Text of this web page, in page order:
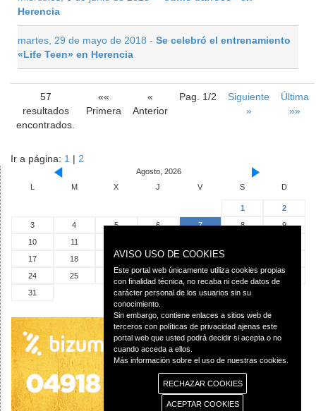
Herencia
martes, 29 de mayo de 2018 - Se celebró el entrenamiento
«Life Teen» en Herencia
57
resultados
encontrados.
««
Primera
«
Anterior
Pag. 1/2
Siguiente
»
Última
»»
Ir a página: 1 | 2
Agosto, 2026
L
M X J V S D
1
2
3
4 5 6 7 8
9
10
11
17
18 19 20 21
24
25 26 27 28 29
30
31
AVISO USO DE COOKIES
Este portal web únicamente utiliza cookies propias
con finalidad técnica, no recaba ni cede datos de
carácter personal de los usuarios sin su
conocimiento.
Sin embargo, contiene enlaces a sitios web de
terceros con políticas de privacidad ajenas este
portal web que usted podrá decidir si acepta o no
cuando acceda a ellos.
Más información sobre el uso de nuestras cookies.
RECHAZAR COOKIES
ACEPTAR COOKIES